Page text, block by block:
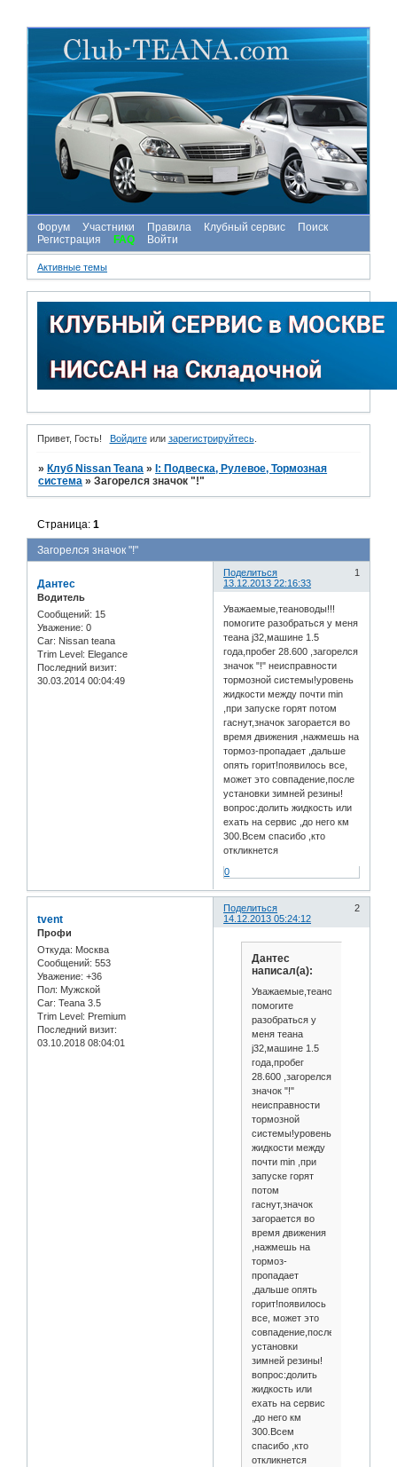
Форум Участники Правила Клубный сервис
Поиск
Регистрация
FAQ Войти
Активные темы
Привет, Гость! Войдитеили зарегистрируйтесь.
» Клуб Nissan Teana » I: Подвеска, Рулевое, Тормозная
система »Загорелся значок "!"
Загорелся значок "!"
Страница:1
Поделиться
1
13.12.2013 22:16:33
Дантес
Водитель
Сообщений: 15
Уважение: 0
Car: Nissan teana
Trim Level: Elegance
Последний визит:
30.03.2014 00:04:49
Уважаемые,теановоды!!!
помогите разобраться у меня
теана j32,машине 1.5
года,пробег 28.600 ,загорелся
значок "!" неисправности
тормозной системы!уровень
жидкости между почти min
,при запуске горят потом
гаснут,значок загорается во
время движения ,нажмешь на
тормоз-пропадает ,дальше
опять горит!появилось все,
может это совпадение,после
установки зимней резины!
вопрос:долить жидкость или
ехать на сервис ,до него км
300.Всем спасибо ,кто
откликнется
0
Поделиться
2
14.12.2013 05:24:12
tvent
Профи
Откуда: Москва
Сообщений: 553
Уважение: +36
Пол: Мужской
Car: Teana 3.5
Trim Level: Premium
Последний визит:
03.10.2018 08:04:01
Дантес
написал(а):
Уважаемые,теановоды!!!
помогите
разобраться у
меня теана
j32,машине 1.5
года,пробег
28.600 ,загорелся
значок "!"
неисправности
тормозной
системы!уровень
жидкости между
почти min ,при
запуске горят
потом
гаснут,значок
загорается во
время движения
,нажмешь на
тормоз-
пропадает
,дальше опять
горит!появилось
все, может это
совпадение,после
установки
зимней резины!
вопрос:долить
жидкость или
ехать на сервис
,до него км
300.Всем
спасибо ,кто
откликнется